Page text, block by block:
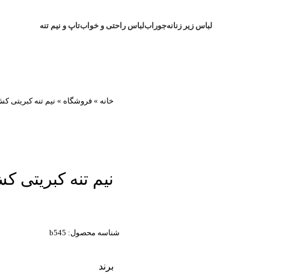
لباس زیر زنانهجورابلباس راحتی و خوابتاپ و نیم تنه
خانه » فروشگاه » نیم تنه کبریتی
نیم تنه
شناسه محصول: b545
برند